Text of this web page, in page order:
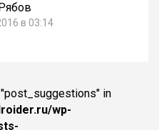
в 03:14
in
wp-